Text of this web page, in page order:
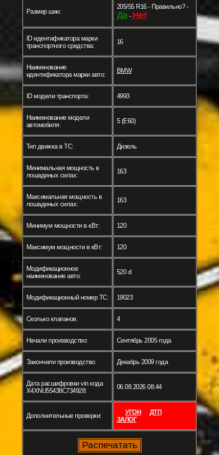
Размер шин:
205/55 R16 - Правильно? -
Да- Нет
ID идентификатора марки
транспортного средства:
16
Наименование
идентификатора марки авто:
BMW
ID модели транспорта: 4993
Наименование модели
автомобиля:
5 (E60)
Тип движка в ТС: Дизель
Минимальная мощность в
лошадиных силах:
163
Максимальная мощность в
лошадиных силах:
163
Минимум мощности в кВт: 120
Максимум мощности в кВт: 120
Модификационное
наименование авто:
520 d
Модификационный номер ТС: 19023
Сколько клапанов: 4
Начали производство: Сентябрь 2005 года
Закончили производство: Декабрь 2009 года
Дата расшифровки vin кода
X4XNU55438C734928:
06.08.2026 08:44
Дополнительные проверки: УГОН
ДТП
ЗАЛОГ